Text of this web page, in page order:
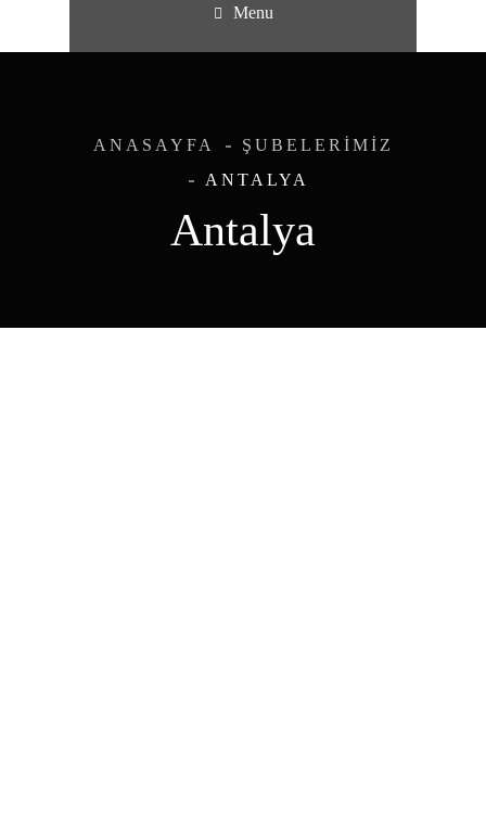
Menu
Antalya
ANASAYFA
ŞUBELERIMIZ
ANTALYA